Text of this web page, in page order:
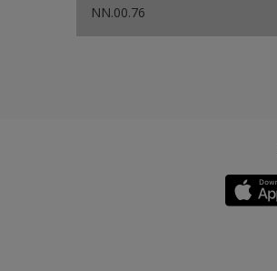
NN.00.76